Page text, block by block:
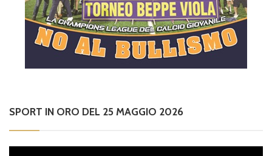
SPORT IN ORO DEL 25 MAGGIO 2026